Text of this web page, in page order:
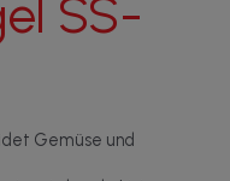
SS-
Gemüse und